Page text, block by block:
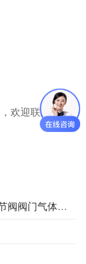
欢迎联系我们
上一篇 : 恒歌不锈钢烧结滤柱_压力调节阀阀门气体杂质过滤滤芯